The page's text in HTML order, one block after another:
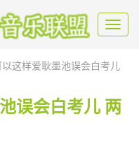
Toggle
以这样爱耿墨池误会白考儿
误会白考儿 两